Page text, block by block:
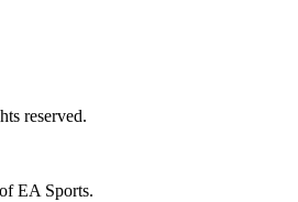
reserved.
EA Sports.